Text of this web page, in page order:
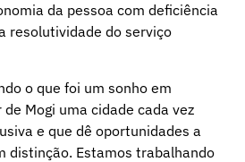
da pessoa com deficiência
resolutividade do serviço
o que foi um sonho em
Mogi uma cidade cada vez
e que dê oportunidades a
distinção. Estamos trabalhando